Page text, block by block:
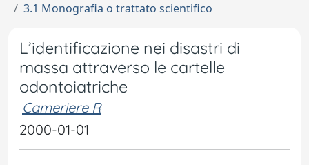
3.1 Monografia o trattato scientifico
L’identificazione nei disastri di
massa attraverso le cartelle
odontoiatriche
Cameriere R
2000-01-01